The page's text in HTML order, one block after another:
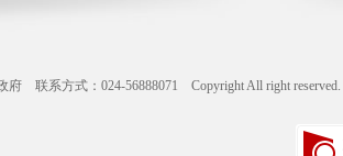
府 联系方式：024-56888071 Copyright All right reserved.